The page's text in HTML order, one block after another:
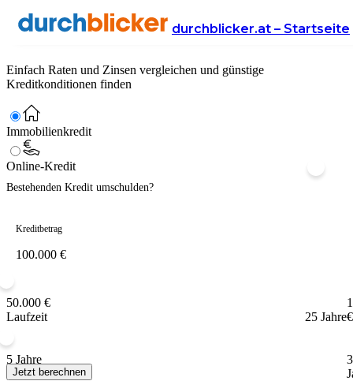
durchblicker.at – Startseite
Kreditvergleich für Österreich
Einfach Raten und Zinsen vergleichen und günstige
Kreditkonditionen finden
Immobilienkredit
Online-Kredit
Bestehenden Kredit umschulden?
Kreditbetrag
50.000 €
€
Laufzeit 25 Jahre
5 Jahre
Jetzt berechnen